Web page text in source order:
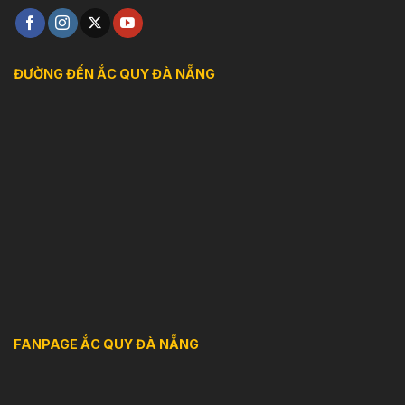
ĐƯỜNG ĐẾN ẮC QUY ĐÀ NẴNG
FANPAGE ẮC QUY ĐÀ NẴNG